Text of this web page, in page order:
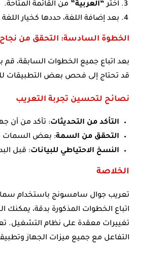
اختر“العربية” من القائمة المتاحة.
بعد إضافة اللغة، حددها كخيار اللغة
الخطوة السادسة: التحقق من نجاح
بعد اتباع جميع الخطوات السابقة،
قد تحتاج إلى فحص بعض التطبيقات
نصائح لتحسين تجربة التعريب
التأكد من التحديثات: تأكد من أن
التحقق من السمة: بعض السمات قد
النسخ الاحتياطي للبيانات: قبل
الخلاصة
تعريب جوال سامسونج باستخدام
اتباع الخطوات المذكورة بدقة، يمكنك
تغييرات معقدة على نظام التشغيل.
التفاعل مع جميع ميزات الجهاز